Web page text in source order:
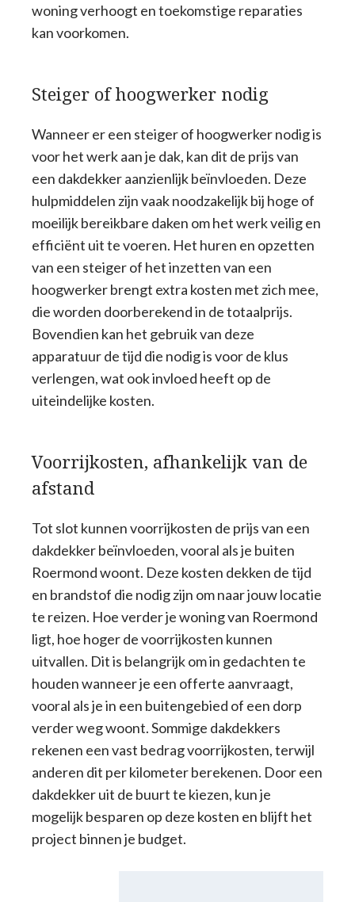
woning verhoogt en toekomstige reparaties
kan voorkomen.
Steiger of hoogwerker nodig
Wanneer er een steiger of hoogwerker nodig is
voor het werk aan je dak, kan dit de prijs van
een dakdekker aanzienlijk beïnvloeden. Deze
hulpmiddelen zijn vaak noodzakelijk bij hoge of
moeilijk bereikbare daken om het werk veilig en
efficiënt uit te voeren. Het huren en opzetten
van een steiger of het inzetten van een
hoogwerker brengt extra kosten met zich mee,
die worden doorberekend in de totaalprijs.
Bovendien kan het gebruik van deze
apparatuur de tijd die nodig is voor de klus
verlengen, wat ook invloed heeft op de
uiteindelijke kosten.
Voorrijkosten, afhankelijk van de
afstand
Tot slot kunnen voorrijkosten de prijs van een
dakdekker beïnvloeden, vooral als je buiten
Roermond woont. Deze kosten dekken de tijd
en brandstof die nodig zijn om naar jouw locatie
te reizen. Hoe verder je woning van Roermond
ligt, hoe hoger de voorrijkosten kunnen
uitvallen. Dit is belangrijk om in gedachten te
houden wanneer je een offerte aanvraagt,
vooral als je in een buitengebied of een dorp
verder weg woont. Sommige dakdekkers
rekenen een vast bedrag voorrijkosten, terwijl
anderen dit per kilometer berekenen. Door een
dakdekker uit de buurt te kiezen, kun je
mogelijk besparen op deze kosten en blijft het
project binnen je budget.